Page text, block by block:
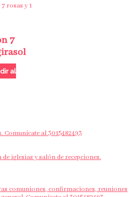
7
al
Comunícate al 3015482493
iglesias y salón de recepciones.
comuniones, confirmaciones, reuniones